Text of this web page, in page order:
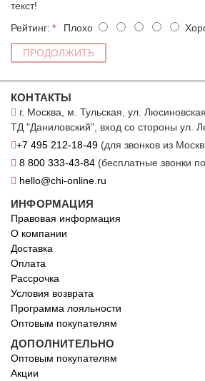
текст!
Рейтинг:
Плохо
ПРОДОЛЖИТЬ
КОНТАКТЫ
г. Москва, м. Тульская, ул.
ТД "Даниловский", вход со стороны ул.
+7 495 212-18-49 (для звонков из
8 800 333-43-84 (бесплатные звонки
hello@chi-online.ru
ИНФОРМАЦИЯ
Правовая информация
О компании
Доставка
Оплата
Рассрочка
Условия возврата
Программа лояльности
Оптовым покупателям
ДОПОЛНИТЕЛЬНО
Оптовым покупателям
Акции